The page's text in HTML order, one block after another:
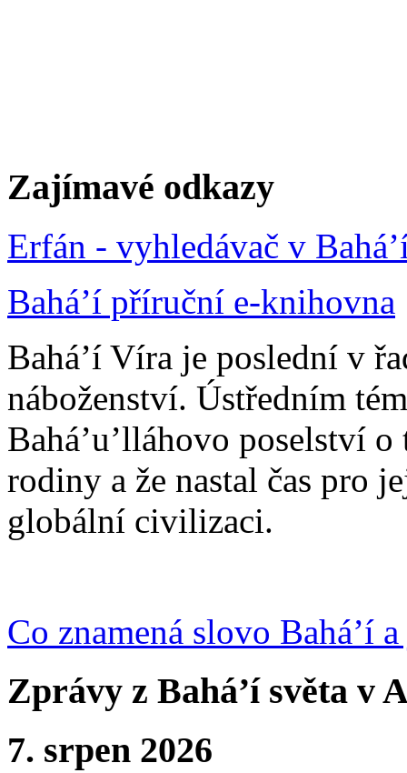
Zajímavé odkazy
Erfán - vyhledávač v
Bahá’í příruční e-knihovna
Bahá’í Víra je poslední v
náboženství. Ústředním
Bahá’u’lláhovo poselství
rodiny a že nastal čas pro
globální civilizaci.
Co znamená slovo Bahá’í
Zprávy z Bahá’í světa v
7. srpen 2026